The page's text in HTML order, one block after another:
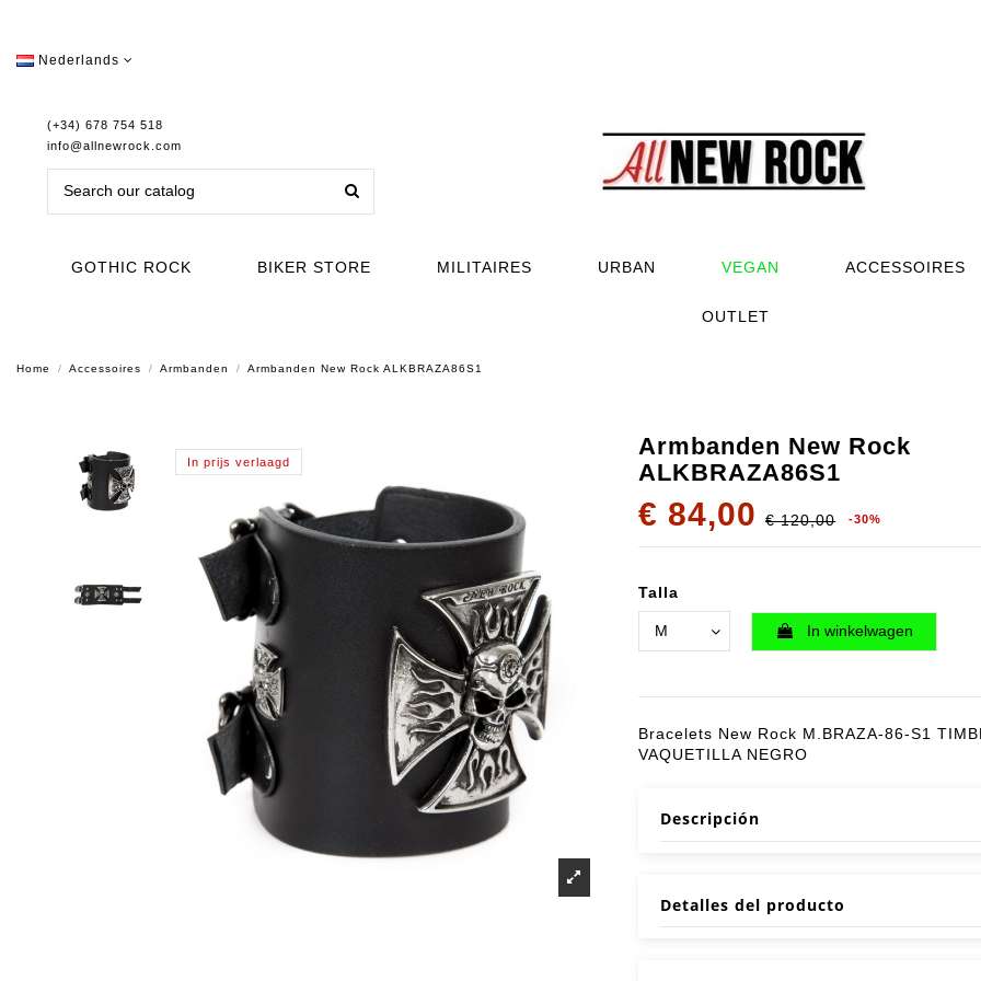
Nederlands
(+34) 678 754 518
info@allnewrock.com
GOTHIC ROCK BIKER STORE MILITAIRES URBAN VEGAN ACCESSOIRES
OUTLET
Home Accessoires Armbanden Armbanden New Rock ALKBRAZA86S1
In prijs verlaagd
Armbanden New Rock
ALKBRAZA86S1
€ 84,00 € 120,00 -30%
Talla
In winkelwagen
Bracelets New Rock M.BRAZA-86-S1
VAQUETILLA NEGRO
Descripción
Detalles del producto